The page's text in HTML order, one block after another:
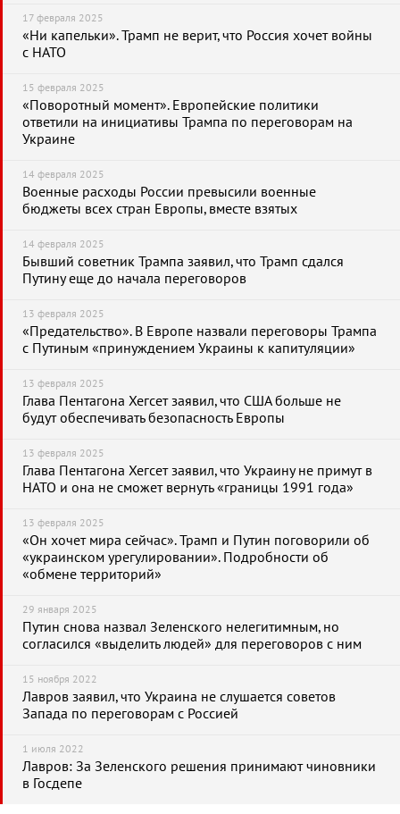
17 февраля 2025
«Ни капельки». Трамп не верит, что Россия хочет войны
с НАТО
15 февраля 2025
«Поворотный момент». Европейские политики
ответили на инициативы Трампа по переговорам на
Украине
14 февраля 2025
Военные расходы России превысили военные
бюджеты всех стран Европы, вместе взятых
14 февраля 2025
Бывший советник Трампа заявил, что Трамп сдался
Путину еще до начала переговоров
13 февраля 2025
«Предательство». В Европе назвали переговоры Трампа
с Путиным «принуждением Украины к капитуляции»
13 февраля 2025
Глава Пентагона Хегсет заявил, что США больше не
будут обеспечивать безопасность Европы
13 февраля 2025
Глава Пентагона Хегсет заявил, что Украину не примут в
НАТО и она не сможет вернуть «границы 1991 года»
13 февраля 2025
«Он хочет мира сейчас». Трамп и Путин поговорили об
«украинском урегулировании». Подробности об
«обмене территорий»
29 января 2025
Путин снова назвал Зеленского нелегитимным, но
согласился «выделить людей» для переговоров с ним
15 ноября 2022
Лавров заявил, что Украина не слушается советов
Запада по переговорам с Россией
1 июля 2022
Лавров: За Зеленского решения принимают чиновники
в Госдепе